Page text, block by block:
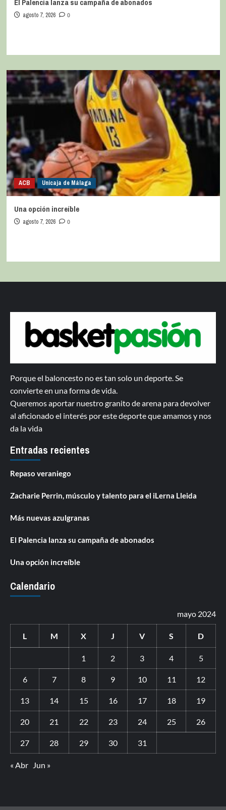
El Palencia lanza su campaña de abonados
agosto 7, 2026 0
ACB Unicaja de Málaga
Una opción increíble
agosto 7, 2026 0
Porque el baloncesto no es tan solo un deporte. Se
convierte en una forma de vida.
Queremos aportar nuestro granito de arena para devolver
al aficionado el interés por este deporte que amamos y nos
da la vida
Entradas recientes
Repaso veraniego
Zacharie Perrin, músculo y talento para el iLerna Lleida
Más nuevas azulgranas
El Palencia lanza su campaña de abonados
Una opción increíble
Calendario
mayo 2024
L M X J V S D
1 2 3 4 5
6 7 8 9 10 11 12
13 14 15 16 17 18 19
20 21 22 23 24 25 26
27 28 29 30 31
« Abr Jun »